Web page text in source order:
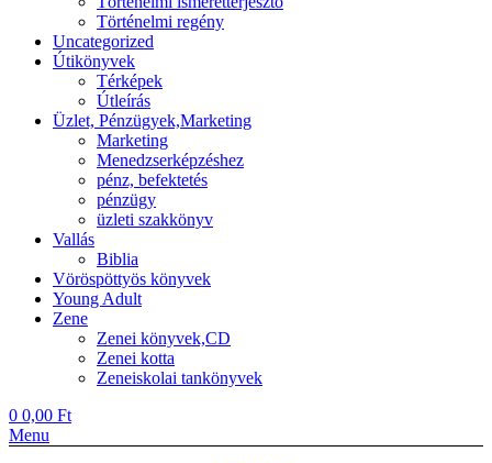
Történelmi regény
Uncategorized
Útikönyvek
Térképek
Útleírás
Üzlet, Pénzügyek,Marketing
Marketing
Menedzserképzéshez
pénz, befektetés
pénzügy
üzleti szakkönyv
Vallás
Biblia
Vöröspöttyös könyvek
Young Adult
Zene
Zenei könyvek,CD
Zenei kotta
Zeneiskolai tankönyvek
0 0,00 Ft
Menu